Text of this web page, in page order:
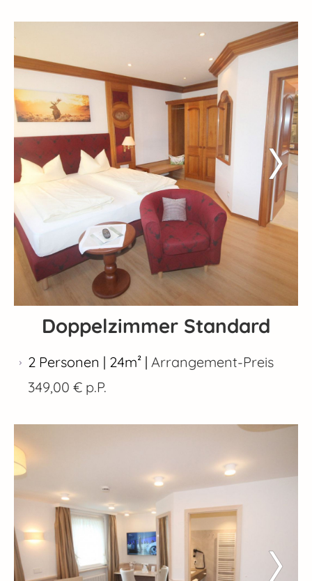
Doppelzimmer Standard
2 Personen | 24m² | Arrangement-Preis
349,00 € p.P.